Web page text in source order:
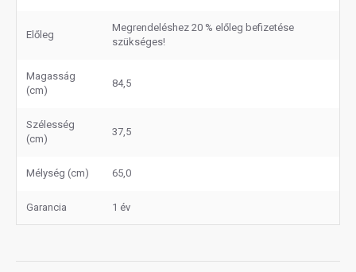
Előleg
Megrendeléshez 20 % előleg befizetése
szükséges!
Magasság
(cm)
84,5
Szélesség
(cm)
37,5
Mélység (cm) 65,0
Garancia 1 év